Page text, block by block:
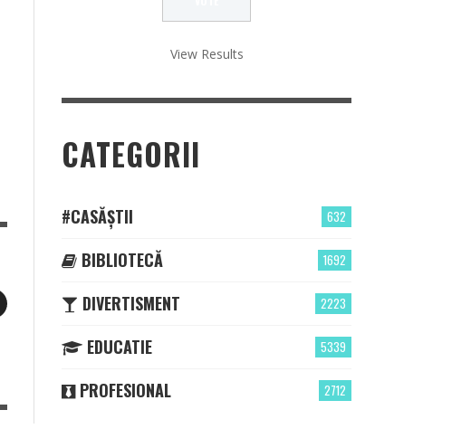
View Results
CATEGORII
632
#CASĂȘTII
1692
BIBLIOTECĂ
2223
DIVERTISMENT
5339
EDUCATIE
2712
PROFESIONAL